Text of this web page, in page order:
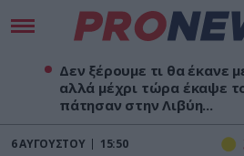
Δεν ξέρουμε τι θα έκανε
αλλά μέχρι τώρα έκαψε
πάτησαν στην Λιβύη...
6ΑΥΓΟΎΣΤΟΥ 15:50